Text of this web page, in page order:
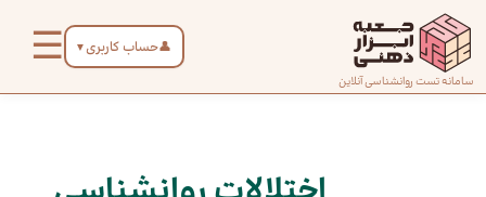
محتوا
سامانه تست روانشناسی آنلاین
👤حساب کاربری ▼
☰
صفحه
صفحه‌بندی